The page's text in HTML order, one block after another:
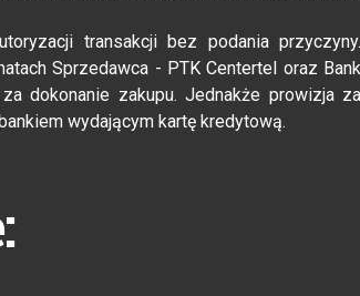
transakcji bez podania przyczyny.
Sprzedawca - PTK Centertel oraz Bank
dokonanie zakupu. Jednakże prowizja za
wydającym kartę kredytową.